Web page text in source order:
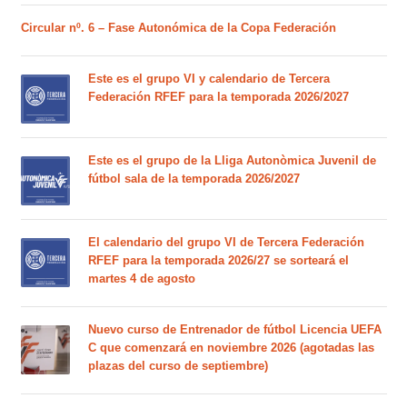
Circular nº. 6 – Fase Autonómica de la Copa Federación
Este es el grupo VI y calendario de Tercera
Federación RFEF para la temporada 2026/2027
Este es el grupo de la Lliga Autonòmica Juvenil de
fútbol sala de la temporada 2026/2027
El calendario del grupo VI de Tercera Federación
RFEF para la temporada 2026/27 se sorteará el
martes 4 de agosto
Nuevo curso de Entrenador de fútbol Licencia UEFA
C que comenzará en noviembre 2026 (agotadas las
plazas del curso de septiembre)